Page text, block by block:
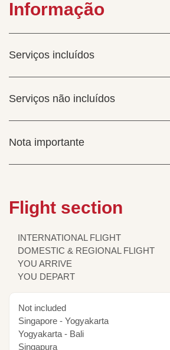
Informação
Serviços incluídos
Serviços não incluídos
Nota importante
Flight section
INTERNATIONAL FLIGHT
DOMESTIC & REGIONAL FLIGHT
YOU ARRIVE
YOU DEPART
Not included
Singapore - Yogyakarta
Yogyakarta - Bali
Singapura